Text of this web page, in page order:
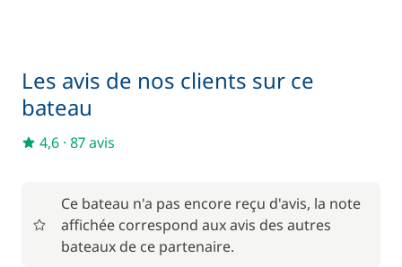
Kayak
Rachat de Franchise 110,00 €
Les avis de nos clients sur ce
bateau
4,6 · 87 avis
Ce bateau n'a pas encore reçu d'avis, la note
affichée correspond aux avis des autres
bateaux de ce partenaire.